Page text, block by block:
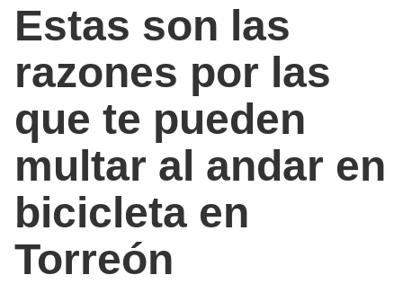
Estas son las
razones por las
que te pueden
multar al andar en
bicicleta en
Torreón